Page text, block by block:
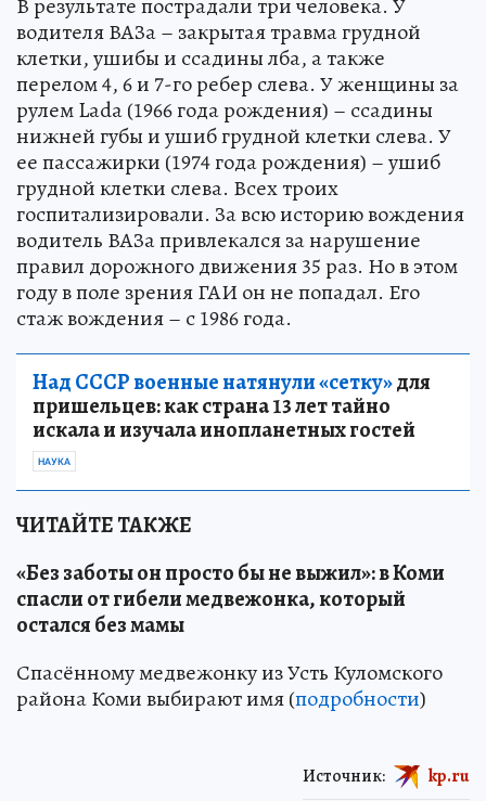
водителя ВАЗа – закрытая травма грудной
клетки, ушибы и ссадины лба, а также
перелом 4, 6 и 7-го ребер слева. У женщины за
рулем Lada (1966 года рождения) – ссадины
нижней губы и ушиб грудной клетки слева. У
ее пассажирки (1974 года рождения) – ушиб
грудной клетки слева. Всех троих
госпитализировали. За всю историю вождения
водитель ВАЗа привлекался за нарушение
правил дорожного движения 35 раз. Но в этом
году в поле зрения ГАИ он не попадал. Его
стаж вождения – с 1986 года.
Над СССР военные натянули «сетку»для
пришельцев: как страна 13 лет тайно
искала и изучала инопланетных гостей
НАУКА
ЧИТАЙТЕ ТАКЖЕ
«Без заботы он просто бы не выжил»: в Коми
спасли от гибели медвежонка, который
остался без мамы
Спасённому медвежонку из Усть Куломского
района Коми выбирают имя (подробности)
Источник: kp.ru